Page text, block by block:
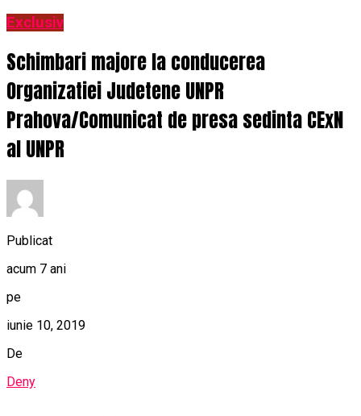
Exclusiv
Schimbari majore la conducerea
Organizatiei Judetene UNPR
Prahova/Comunicat de presa sedinta CExN
al UNPR
Publicat
acum 7 ani
pe
iunie 10, 2019
De
Deny